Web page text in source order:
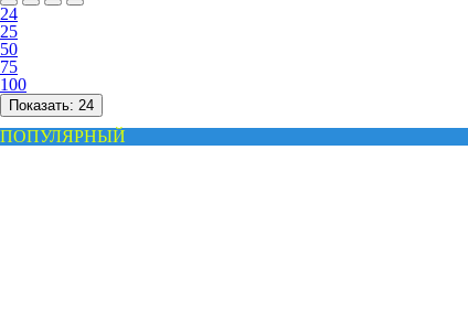
24
25
50
75
100
Показать: 24
ПОПУЛЯРНЫЙ